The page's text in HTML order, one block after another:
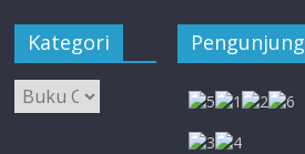
Kategori
Kategori
Pengunjung